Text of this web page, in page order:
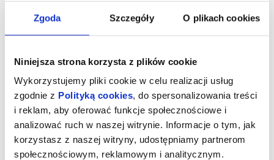
Zgoda Szczegóły O plikach cookies
Niniejsza strona korzysta z plików cookie
Wykorzystujemy pliki cookie w celu realizacji usług
zgodnie z Polityką cookies, do spersonalizowania treści
i reklam, aby oferować funkcje społecznościowe i
analizować ruch w naszej witrynie. Informacje o tym, jak
korzystasz z naszej witryny, udostępniamy partnerom
społecznościowym, reklamowym i analitycznym.